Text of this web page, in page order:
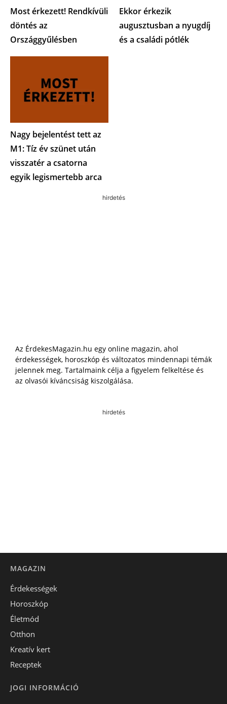
Most érkezett! Rendkívüli
döntés az
Országgyűlésben
Ekkor érkezik
augusztusban a nyugdíj
és a családi pótlék
Nagy bejelentést tett az
M1: Tíz év szünet után
visszatér a csatorna
egyik legismertebb arca
hirdetés
Az ÉrdekesMagazin.hu egy online magazin, ahol
érdekességek, horoszkóp és változatos mindennapi témák
jelennek meg. Tartalmaink célja a figyelem felkeltése és
az olvasói kíváncsiság kiszolgálása.
hirdetés
MAGAZIN
Érdekességek
Horoszkóp
Életmód
Otthon
Kreatív kert
Receptek
JOGI INFORMÁCIÓ